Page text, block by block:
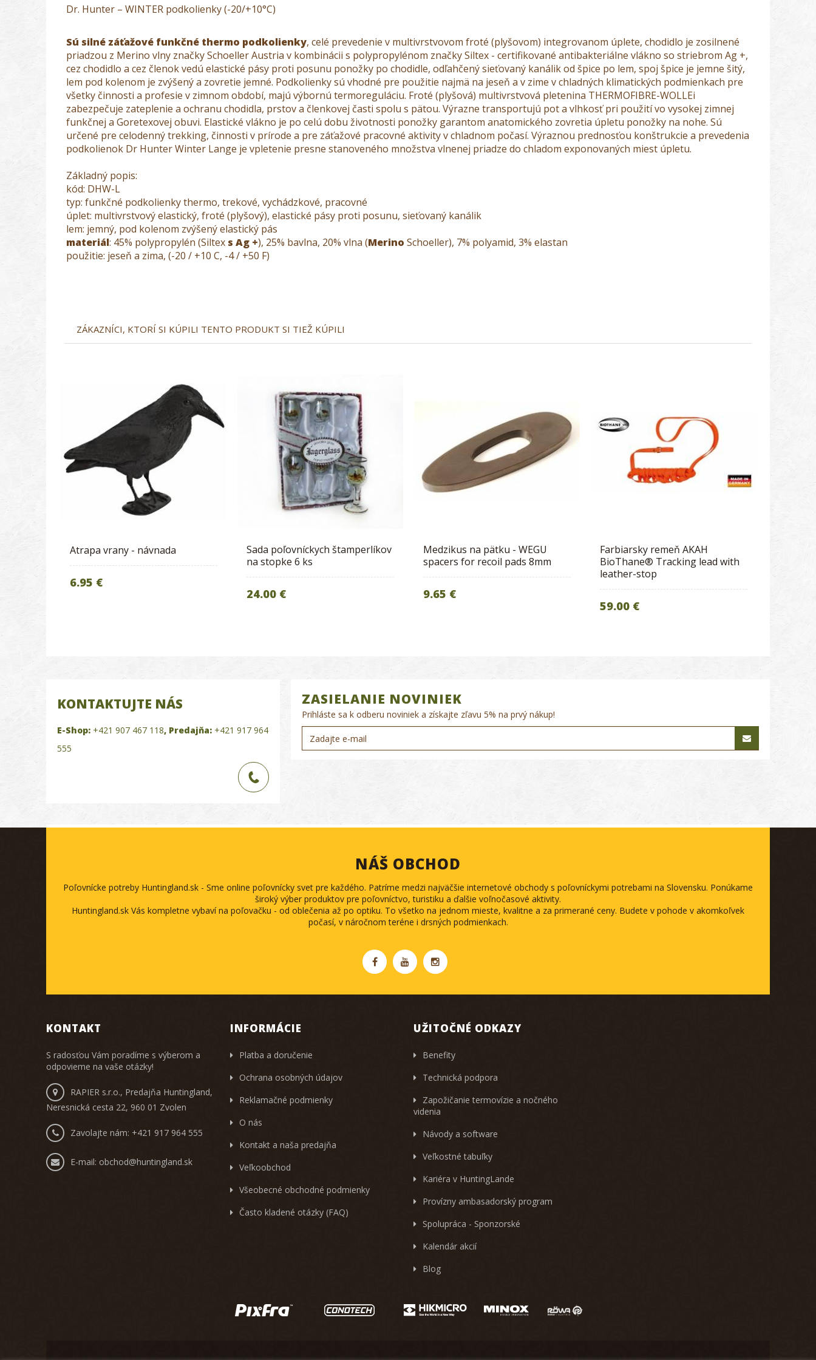
Dr. Hunter – WINTER podkolienky (-20/+10°C)
Sú silné záťažové funkčné thermo podkolienky, celé prevedenie v multivrstvovom froté (plyšovom) integrovanom úplete, chodidlo je zosilnené
priadzou z Merino vlny značky Schoeller Austria v kombinácii s polypropylénom značky Siltex - certifikované antibakteriálne vlákno so striebrom Ag +,
cez chodidlo a cez členok vedú elastické pásy proti posunu ponožky po chodidle, odľahčený sieťovaný kanálik od špice po lem, spoj špice je jemne šitý,
lem pod kolenom je zvýšený a zovretie jemné. Podkolienky sú vhodné pre použitie najmä na jeseň a v zime v chladných klimatických podmienkach pre
všetky činnosti a profesie v zimnom období, majú výbornú termoreguláciu. Froté (plyšová) multivrstvová pletenina THERMOFIBRE-WOLLEi
zabezpečuje zateplenie a ochranu chodidla, prstov a členkovej časti spolu s pätou. Výrazne transportujú pot a vlhkosť pri použití vo vysokej zimnej
funkčnej a Goretexovej obuvi. Elastické vlákno je po celú dobu životnosti ponožky garantom anatomického zovretia úpletu ponožky na nohe. Sú
určené pre celodenný trekking, činnosti v prírode a pre záťažové pracovné aktivity v chladnom počasí. Výraznou prednosťou konštrukcie a prevedenia
podkolienok Dr Hunter Winter Lange je vpletenie presne stanoveného množstva vlnenej priadze do chladom exponovaných miest úpletu.
Základný popis:
kód: DHW-L
typ: funkčné podkolienky thermo, trekové, vychádzkové, pracovné
úplet: multivrstvový elastický, froté (plyšový), elastické pásy proti posunu, sieťovaný kanálik
lem: jemný, pod kolenom zvýšený elastický pás
materiál: 45% polypropylén (Siltex s Ag +), 25% bavlna, 20% vlna (MerinoSchoeller), 7% polyamid, 3% elastan
použitie: jeseň a zima, (-20 / +10 C, -4 / +50 F)
ZÁKAZNÍCI, KTORÍ SI KÚPILI TENTO PRODUKT SI TIEŽ KÚPILI
Atrapa vrany - návnada
6.95 €
Sada poľovníckych štamperlíkov
na stopke 6 ks
24.00 €
Medzikus na pätku - WEGU
spacers for recoil pads 8mm
9.65 €
Farbiarsky remeň AKAH
BioThane® Tracking lead with
leather-stop
59.00 €
KONTAKTUJTE NÁS
E-Shop: +421 907 467 118, Predajňa: +421 917 964
555
ZASIELANIE NOVINIEK
Prihláste sa k odberu noviniek a získajte zľavu 5% na prvý nákup!
NÁŠ OBCHOD
Poľovnícke potreby Huntingland.sk - Sme online poľovnícky svet pre každého. Patríme medzi najväčšie internetové obchody s poľovníckymi potrebami na Slovensku. Ponúkame
široký výber produktov pre poľovníctvo, turistiku a ďalšie voľnočasové aktivity.
Huntingland.sk Vás kompletne vybaví na poľovačku - od oblečenia až po optiku. To všetko na jednom mieste, kvalitne a za primerané ceny. Budete v pohode v akomkoľvek
počasí, v náročnom teréne i drsných podmienkach.
KONTAKT
S radosťou Vám poradíme s výberom a
odpovieme na vaše otázky!
RAPIER s.r.o., Predajňa Huntingland,
Neresnická cesta 22, 960 01 Zvolen
Zavolajte nám: +421 917 964 555
E-mail: obchod@huntingland.sk
INFORMÁCIE
Platba a doručenie
Ochrana osobných údajov
Reklamačné podmienky
O nás
Kontakt a naša predajňa
Veľkoobchod
Všeobecné obchodné podmienky
Často kladené otázky (FAQ)
UŽITOČNÉ ODKAZY
Benefity
Technická podpora
Zapožičanie termovízie a nočného
videnia
Návody a software
Veľkostné tabuľky
Kariéra v HuntingLande
Provízny ambasadorský program
Spolupráca - Sponzorské
Kalendár akcií
Blog